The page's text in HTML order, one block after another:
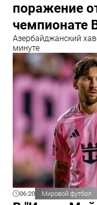
поражение
чемпионате
Азербайджанский
минуте
06:20 Мировой футбол